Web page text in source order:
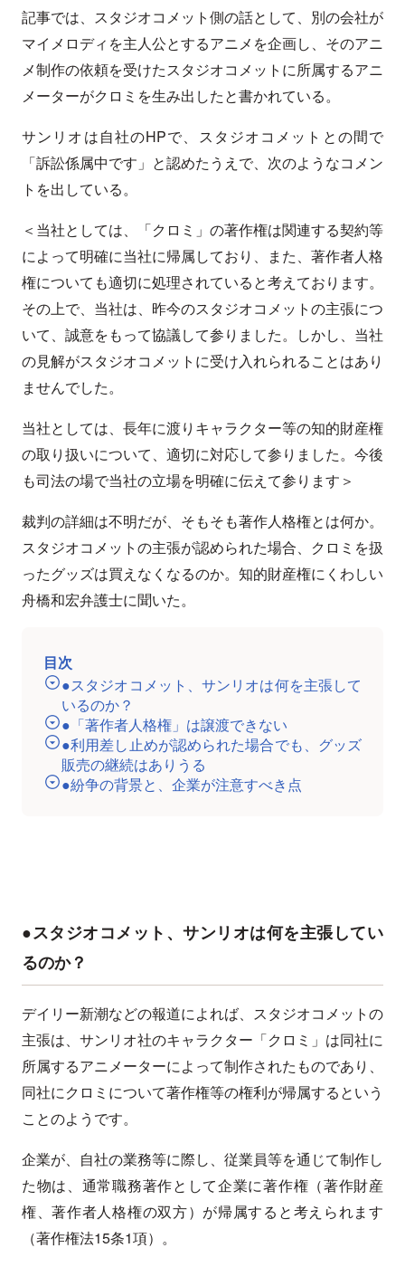
記事では、スタジオコメット側の話として、別の会社が
マイメロディを主人公とするアニメを企画し、そのアニ
メ制作の依頼を受けたスタジオコメットに所属するアニ
メーターがクロミを生み出したと書かれている。
サンリオは自社のHPで、スタジオコメットとの間で
「訴訟係属中です」と認めたうえで、次のようなコメン
トを出している。
＜当社としては、「クロミ」の著作権は関連する契約等
によって明確に当社に帰属しており、また、著作者人格
権についても適切に処理されていると考えております。
その上で、当社は、昨今のスタジオコメットの主張につ
いて、誠意をもって協議して参りました。しかし、当社
の見解がスタジオコメットに受け入れられることはあり
ませんでした。
当社としては、長年に渡りキャラクター等の知的財産権
の取り扱いについて、適切に対応して参りました。今後
も司法の場で当社の立場を明確に伝えて参ります＞
裁判の詳細は不明だが、そもそも著作人格権とは何か。
スタジオコメットの主張が認められた場合、クロミを扱
ったグッズは買えなくなるのか。知的財産権にくわしい
舟橋和宏弁護士に聞いた。
目次
●スタジオコメット、サンリオは何を主張して
いるのか？
●「著作者人格権」は譲渡できない
●利用差し止めが認められた場合でも、グッズ
販売の継続はありうる
●紛争の背景と、企業が注意すべき点
●スタジオコメット、サンリオは何を主張してい
るのか？
デイリー新潮などの報道によれば、スタジオコメットの
主張は、サンリオ社のキャラクター「クロミ」は同社に
所属するアニメーターによって制作されたものであり、
同社にクロミについて著作権等の権利が帰属するという
ことのようです。
企業が、自社の業務等に際し、従業員等を通じて制作し
た物は、通常職務著作として企業に著作権（著作財産
権、著作者人格権の双方）が帰属すると考えられます
（著作権法15条1項）。